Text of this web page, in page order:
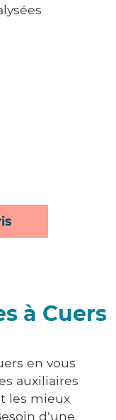
à Cuers
en vous
auxiliaires
les mieux
d'une